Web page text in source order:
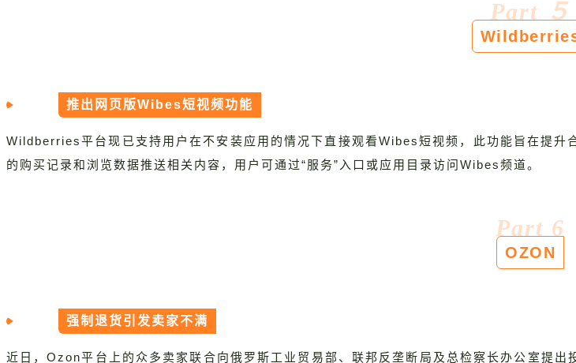
Part ５
推出网页版Wibes短视频功能
Wildberries平台现已支持用户在不安装应用的情况下直接观看Wibes短视频，此功能旨在提升
的购买记录和浏览数据推送相关内容，用户可通过“服务”入口或应用目录访问Wibes频道。
Part 6
OZON
强制退货引发卖家不满
近日，Ozon平台上的众多卖家联合向俄罗斯工业贸易部、联邦反垄断局及总检察长办公室提